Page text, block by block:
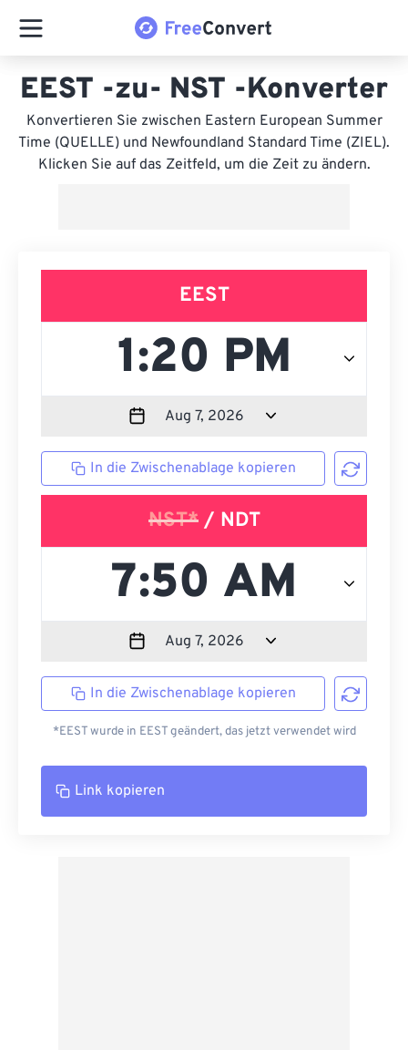
EEST -zu- NST -Konverter
Konvertieren Sie zwischen Eastern European Summer
Time (QUELLE) und Newfoundland Standard Time (ZIEL).
Klicken Sie auf das Zeitfeld, um die Zeit zu ändern.
EEST
In die Zwischenablage kopieren
NST*/ NDT
In die Zwischenablage kopieren
*EEST wurde in EEST geändert, das jetzt verwendet wird
Link kopieren